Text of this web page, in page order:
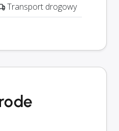
Transport drogowy